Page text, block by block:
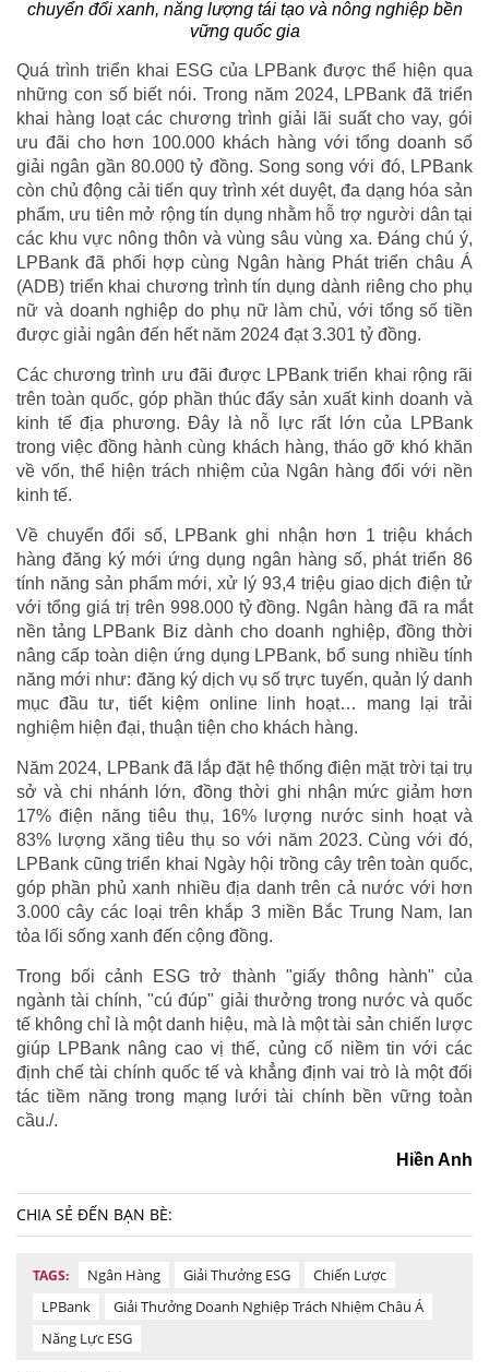
chuyển đổi xanh, năng lượng tái tạo và nông nghiệp bền
vững quốc gia
Quá trình triển khai ESG của LPBank được thể hiện qua
những con số biết nói. Trong năm 2024, LPBank đã triển
khai hàng loạt các chương trình giải lãi suất cho vay, gói
ưu đãi cho hơn 100.000 khách hàng với tổng doanh số
giải ngân gần 80.000 tỷ đồng. Song song với đó, LPBank
còn chủ động cải tiến quy trình xét duyệt, đa dạng hóa sản
phẩm, ưu tiên mở rộng tín dụng nhằm hỗ trợ người dân tại
các khu vực nông thôn và vùng sâu vùng xa. Đáng chú ý,
LPBank đã phối hợp cùng Ngân hàng Phát triển châu Á
(ADB) triển khai chương trình tín dụng dành riêng cho phụ
nữ và doanh nghiệp do phụ nữ làm chủ, với tổng số tiền
được giải ngân đến hết năm 2024 đạt 3.301 tỷ đồng.
Các chương trình ưu đãi được LPBank triển khai rộng rãi
trên toàn quốc, góp phần thúc đẩy sản xuất kinh doanh và
kinh tế địa phương. Đây là nỗ lực rất lớn của LPBank
trong việc đồng hành cùng khách hàng, tháo gỡ khó khăn
về vốn, thể hiện trách nhiệm của Ngân hàng đối với nền
kinh tế.
Về chuyển đổi số, LPBank ghi nhận hơn 1 triệu khách
hàng đăng ký mới ứng dụng ngân hàng số, phát triển 86
tính năng sản phẩm mới, xử lý 93,4 triệu giao dịch điện tử
với tổng giá trị trên 998.000 tỷ đồng. Ngân hàng đã ra mắt
nền tảng LPBank Biz dành cho doanh nghiệp, đồng thời
nâng cấp toàn diện ứng dụng LPBank, bổ sung nhiều tính
năng mới như: đăng ký dịch vụ số trực tuyến, quản lý danh
mục đầu tư, tiết kiệm online linh hoạt… mang lại trải
nghiệm hiện đại, thuận tiện cho khách hàng.
Năm 2024, LPBank đã lắp đặt hệ thống điện mặt trời tại trụ
sở và chi nhánh lớn, đồng thời ghi nhận mức giảm hơn
17% điện năng tiêu thụ, 16% lượng nước sinh hoạt và
83% lượng xăng tiêu thụ so với năm 2023. Cùng với đó,
LPBank cũng triển khai Ngày hội trồng cây trên toàn quốc,
góp phần phủ xanh nhiều địa danh trên cả nước với hơn
3.000 cây các loại trên khắp 3 miền Bắc Trung Nam, lan
tỏa lối sống xanh đến cộng đồng.
Trong bối cảnh ESG trở thành "giấy thông hành" của
ngành tài chính, "cú đúp" giải thưởng trong nước và quốc
tế không chỉ là một danh hiệu, mà là một tài sản chiến lược
giúp LPBank nâng cao vị thế, củng cố niềm tin với các
định chế tài chính quốc tế và khẳng định vai trò là một đối
tác tiềm năng trong mạng lưới tài chính bền vững toàn
cầu./.
Hiền Anh
CHIA SẺ ĐẾN BẠN BÈ:
TAGS: Ngân Hàng Giải Thưởng ESG
Chiến Lược
LPBank
Giải Thưởng Doanh Nghiệp Trách Nhiệm Châu Á
Năng Lực ESG